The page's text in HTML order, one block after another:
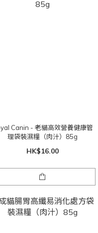
Canin - 老貓高效營養健康管
理袋裝濕糧（肉汁）85g
HK$16.00